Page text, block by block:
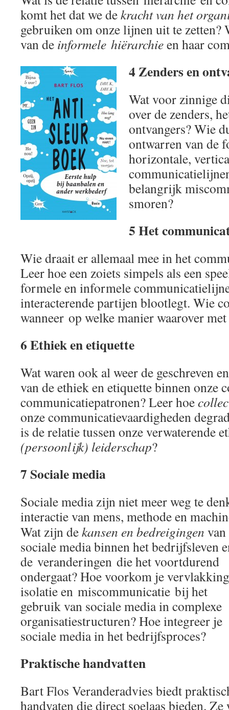
komt het dat we dekracht van het
gebruiken om onze lijnen uit te zetten?
van de informele hiërarchieen haar
4 Zenders en
Wat voor zinnige
over de zenders,
ontvangers? Wie
ontwarren van de
horizontale,
belangrijk
smoren?
5 Het
Wie draait er allemaal mee in het
Leer hoe een zoiets simpels als een
formele en informele
interacterende partijen blootlegt. Wie
wanneer op welke manier waarover
6 Ethiek en etiquette
Wat waren ook al weer de geschreven
van de ethiek en etiquette binnen onze
communicatiepatronen? Leer hoe
onze communicatievaardigheden
is de relatie tussen onze verwaterende
(persoonlijk) leiderschap?
7 Sociale media
Sociale media zijn niet meer weg te
interactie van mens, methode en
Wat zijn dekansen en bedreigingen van
sociale media binnen het bedrijfsleven
de veranderingen die het voortdurend
ondergaat? Hoe voorkom je
isolatie en miscommunicatie bij het
gebruik van sociale media in complexe
organisatiestructuren? Hoe integreer je
sociale media in het bedrijfsproces?
Praktische handvatten
Bart Flos Veranderadvies biedt
handvaten die direct soelaas bieden. Ze